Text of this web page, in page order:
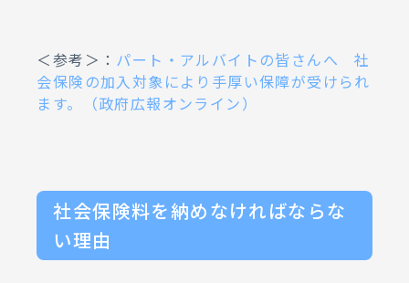
＜参考＞： パート・アルバイトの皆さんへ 社
会保険の加入対象により手厚い保障が受けられ
ます。（政府広報オンライン）
社会保険料を納めなければならな
い理由